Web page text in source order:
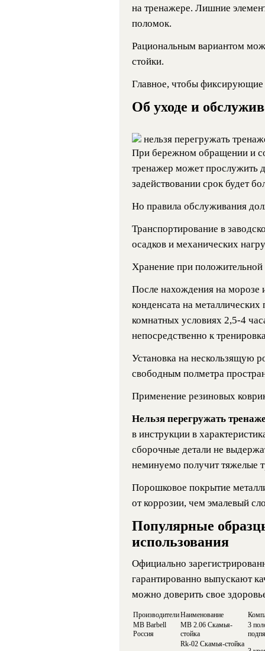
на тренажере. Лишние
поломок.
Рациональным вариантом
стойки.
Главное, чтобы
Об уходе и
нельзя перегружать
При бережном обращении и
тренажер может прослужить
задействовании срок будет
Но правила обслуживания
Транспортирование в
осадков и механических
Хранение при
После нахождения на
конденсата на
комнатных условиях 2,5-4
непосредственно к
Установка на нескользящую
свободным полметра
Применение резиновых
Нельзя перегружать
в инструкции в
сборочные детали не
неминуемо получит тяжелые
Порошковое покрытие
от коррозии, чем эмалевый
Популярные
использования
Официально
гарантированно выпускают
можно доверить свое
ПроизводителиНаименование
MB Barbell
Россия
МВ 2.06 Скамья-
стойка
3
Rk-02 Скамья-стойка